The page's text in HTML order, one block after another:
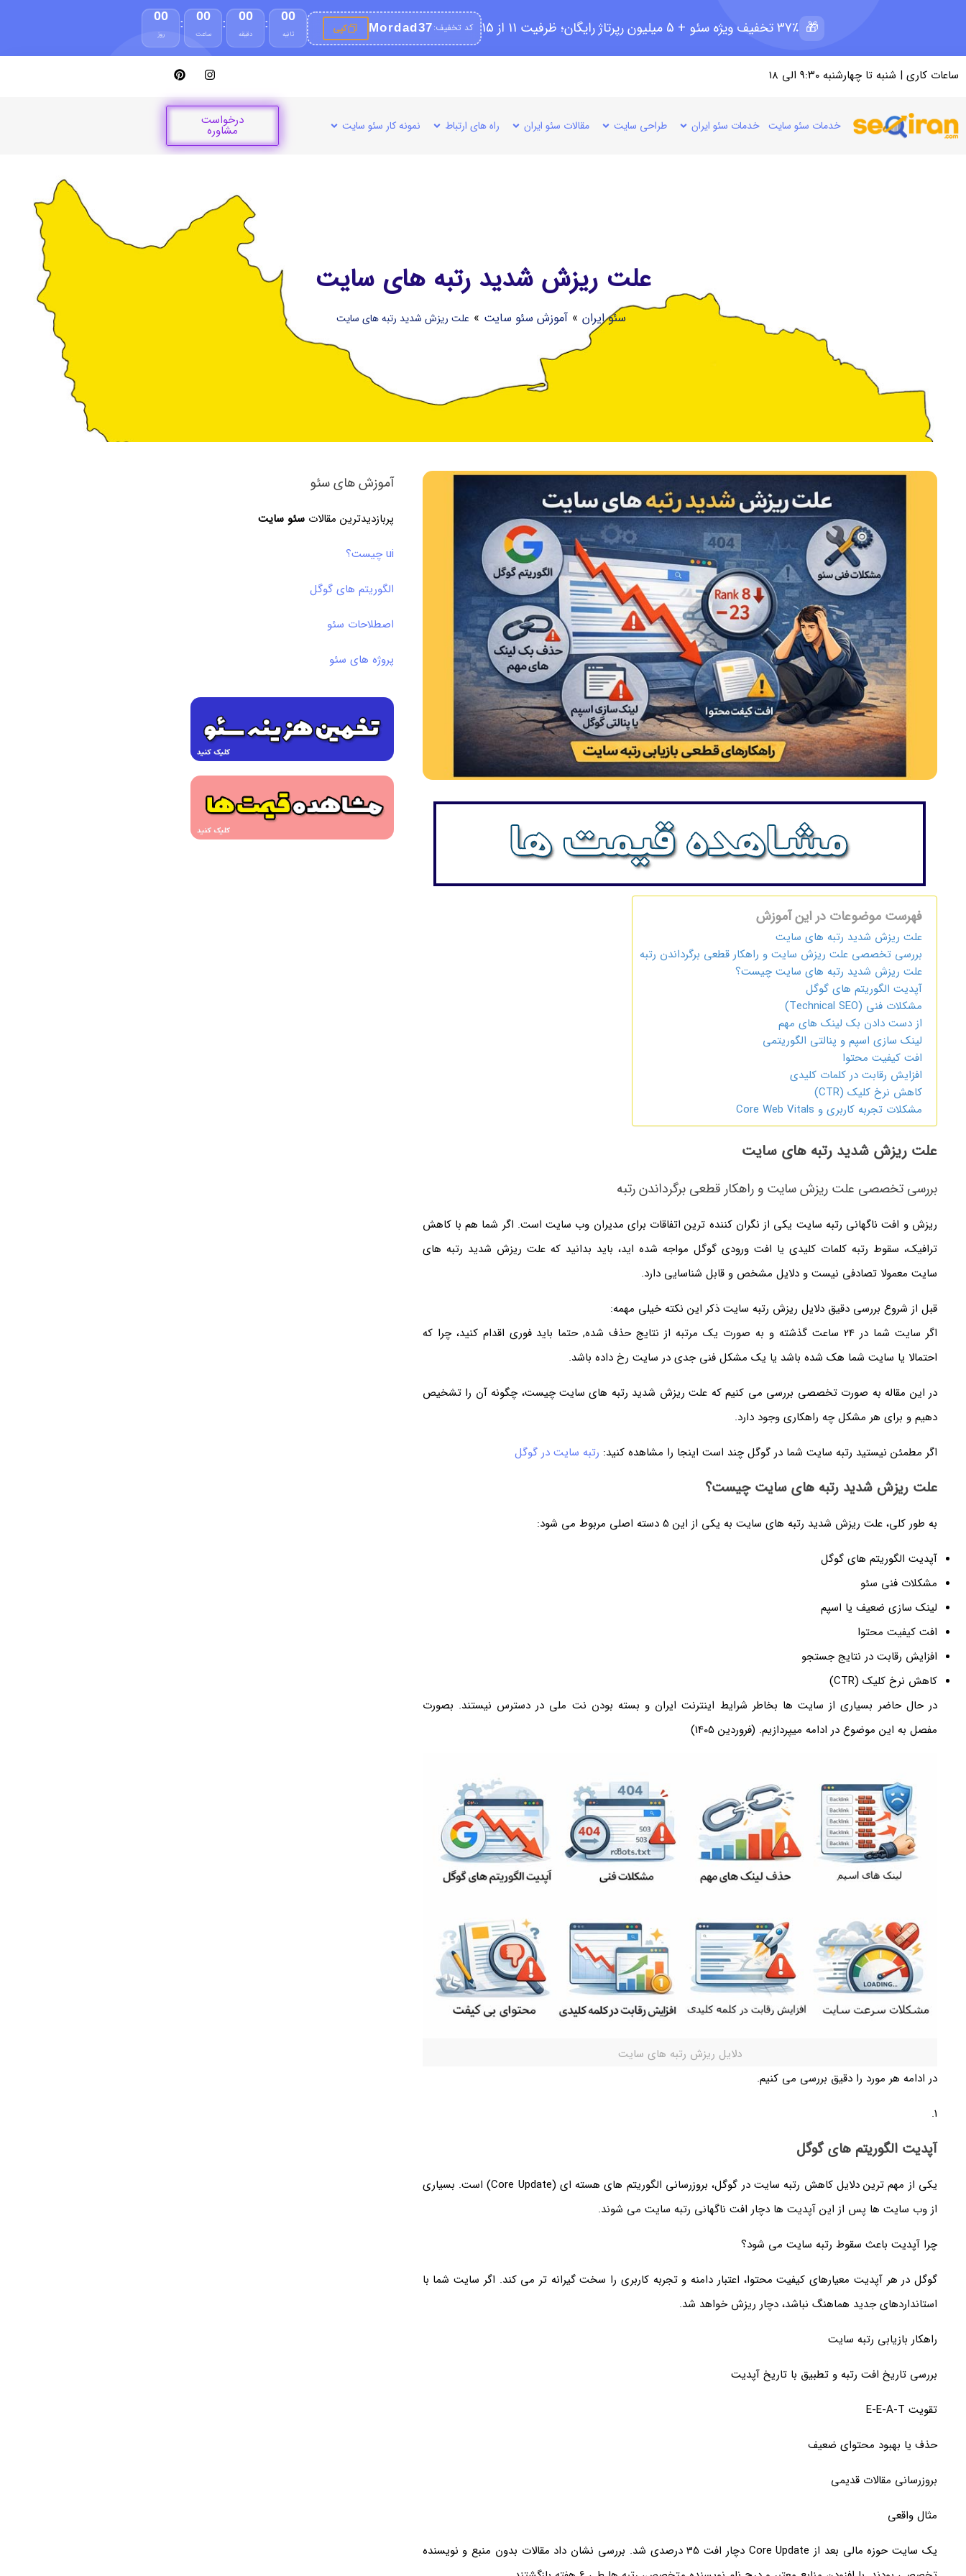
🎁 37٪ تخفیف ویژه سئو + 5 میلیون رپرتاژ رایگان؛ ظرفیت 11 از 15 کد تخفیف:Mordad37 کپی
00
روز
:
00
ساعت
:
00
دقیقه
:
00
ثانیه
ساعات کاری | شنبه تا چهارشنبه ۹:۳۰ الی ۱۸
خدمات سئو سایت خدمات سئو ایران طراحی سایت مقالات سئو ایران راه های ارتباط نمونه کار سئو سایت درخواست
مشاوره
علت ریزش شدید رتبه های سایت
سئو ایران » آموزش سئو سایت » علت ریزش شدید رتبه های سایت
فهرست موضوعات در این آموزش
علت ریزش شدید رتبه های سایت
بررسی تخصصی علت ریزش سایت و راهکار قطعی برگرداندن رتبه
علت ریزش شدید رتبه های سایت چیست؟
آپدیت الگوریتم های گوگل
مشکلات فنی (Technical SEO)
از دست دادن بک لینک های مهم
لینک سازی اسپم و پنالتی الگوریتمی
افت کیفیت محتوا
افزایش رقابت در کلمات کلیدی
کاهش نرخ کلیک (CTR)
مشکلات تجربه کاربری و Core Web Vitals
علت ریزش شدید رتبه های سایت
بررسی تخصصی علت ریزش سایت و راهکار قطعی برگرداندن رتبه
ریزش و افت ناگهانی رتبه سایت یکی از نگران کننده ترین اتفاقات برای مدیران وب سایت است. اگر شما هم با کاهش
ترافیک، سقوط رتبه کلمات کلیدی یا افت ورودی گوگل مواجه شده اید، باید بدانید که علت ریزش شدید رتبه های
سایت معمولا تصادفی نیست و دلایل مشخص و قابل شناسایی دارد.
قبل از شروع بررسی دقیق دلایل ریزش رتبه سایت ذکر این نکته خیلی مهمه:
اگر سایت شما در 24 ساعت گذشته و به صورت یک مرتبه از نتایج حذف شده, حتما باید فوری اقدام کنید، چرا که
احتمالا یا سایت شما هک شده باشد یا یک مشکل فنی جدی در سایت رخ داده باشد.
در این مقاله به صورت تخصصی بررسی می کنیم که علت ریزش شدید رتبه های سایت چیست، چگونه آن را تشخیص
دهیم و برای هر مشکل چه راهکاری وجود دارد.
اگر مطمئن نیستید رتبه سایت شما در گوگل چند است اینجا را مشاهده کنید: رتبه سایت در گوگل
علت ریزش شدید رتبه های سایت چیست؟
به طور کلی، علت ریزش شدید رتبه های سایت به یکی از این 5 دسته اصلی مربوط می شود:
آپدیت الگوریتم های گوگل
مشکلات فنی سئو
لینک سازی ضعیف یا اسپم
افت کیفیت محتوا
افزایش رقابت در نتایج جستجو
کاهش نرخ کلیک (CTR)
در حال حاضر بسیاری از سایت ها بخاطر شرایط اینترنت ایران و بسته بودن نت ملی در دسترس نیستند. بصورت
مفصل به این موضوع در ادامه میپردازیم. (فروردین 1405)
دلایل ریزش رتبه های سایت
در ادامه هر مورد را دقیق بررسی می کنیم.
1.
آپدیت الگوریتم های گوگل
یکی از مهم ترین دلایل کاهش رتبه سایت در گوگل، بروزرسانی الگوریتم های هسته ای (Core Update) است. بسیاری
از وب سایت ها پس از این آپدیت ها دچار افت ناگهانی رتبه سایت می شوند.
چرا آپدیت باعث سقوط رتبه سایت می شود؟
گوگل در هر آپدیت معیارهای کیفیت محتوا، اعتبار دامنه و تجربه کاربری را سخت گیرانه تر می کند. اگر سایت شما با
استانداردهای جدید هماهنگ نباشد، دچار ریزش خواهد شد.
راهکار بازیابی رتبه سایت
بررسی تاریخ افت رتبه و تطبیق با تاریخ آپدیت
تقویت E-E-A-T
حذف یا بهبود محتوای ضعیف
بروزرسانی مقالات قدیمی
مثال واقعی
یک سایت حوزه مالی بعد از Core Update دچار افت 35 درصدی شد. بررسی نشان داد مقالات بدون منبع و نویسنده
آموزش های سئو
پربازدیدترین مقالاتسئو سایت
ui چیست؟
الگوریتم های گوگل
اصطلاحات سئو
پروژه های سئو